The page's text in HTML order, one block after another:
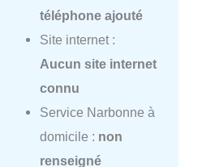
téléphone ajouté
Site internet :
Aucun site internet
connu
Service Narbonne à
domicile : non
renseigné